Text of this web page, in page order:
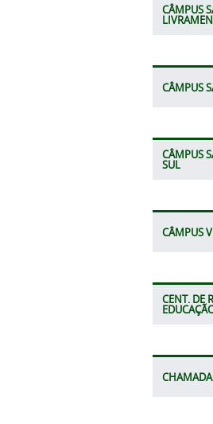
CÂMPUS
CÂMPUS
CÂMPUS
SUL
CÂMPUS
CENT. DE